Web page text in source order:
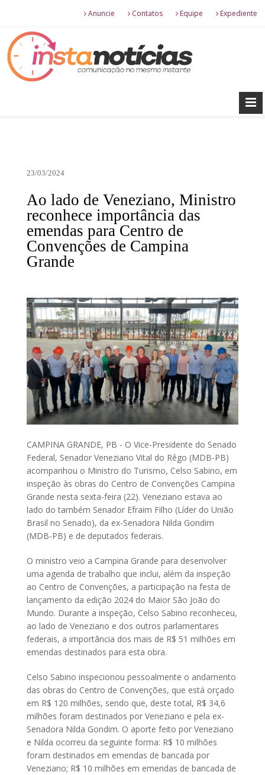
Anuncie Contatos Equipe Expediente
23/03/2024
Ao lado de Veneziano, Ministro
reconhece importância das
emendas para Centro de
Convenções de Campina
Grande
CAMPINA GRANDE, PB - O Vice-Presidente do Senado
Federal, Senador Veneziano Vital do Rêgo (MDB-PB)
acompanhou o Ministro do Turismo, Celso Sabino, em
inspeção às obras do Centro de Convenções Campina
Grande nesta sexta-feira (22). Veneziano estava ao
lado do também Senador Efraim Filho (Líder do União
Brasil no Senado), da ex-Senadora Nilda Gondim
(MDB-PB) e de deputados federais.
O ministro veio a Campina Grande para desenvolver
uma agenda de trabalho que inclui, além da inspeção
ao Centro de Convenções, a participação na festa de
lançamento da edição 2024 do Maior São João do
Mundo. Durante a inspeção, Celso Sabino reconheceu,
ao lado de Veneziano e dos outros parlamentares
federais, a importância dos mais de R$ 51 milhões em
emendas destinados para esta obra.
Celso Sabino inspecionou pessoalmente o andamento
das obras do Centro de Convenções, que está orçado
em R$ 120 milhões, sendo que, deste total, R$ 34,6
milhões foram destinados por Veneziano e pela ex-
Senadora Nilda Gondim. O aporte feito por Veneziano
e Nilda ocorreu da seguinte forma: R$ 10 milhões
foram destinados em emendas de bancada por
Veneziano; R$ 10 milhões em emendas de bancada de